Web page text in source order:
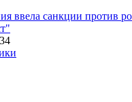
ввела санкции против